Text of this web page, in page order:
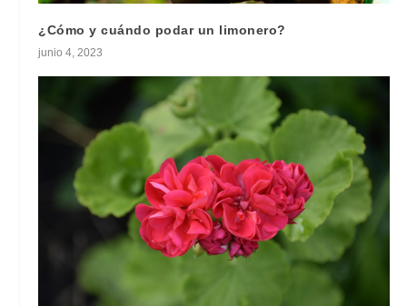
¿Cómo y cuándo podar un limonero?
junio 4, 2023